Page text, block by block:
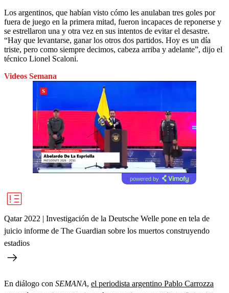
Los argentinos, que habían visto cómo les anulaban tres goles por
fuera de juego en la primera mitad, fueron incapaces de reponerse y
se estrellaron una y otra vez en sus intentos de evitar el desastre.
“Hay que levantarse, ganar los otros dos partidos. Hoy es un día
triste, pero como siempre decimos, cabeza arriba y adelante”, dijo el
técnico Lionel Scaloni.
Videos Semana
powered by
Qatar 2022 | Investigación de la Deutsche Welle pone en tela de
juicio informe de The Guardian sobre los muertos construyendo
estadios
En diálogo con SEMANA, el periodista argentino Pablo Carrozza